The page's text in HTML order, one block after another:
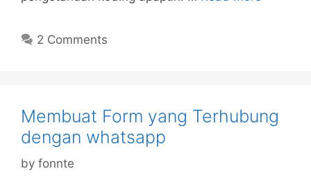
2 Comments
Membuat Form yang Terhubung
dengan whatsapp
by fonnte